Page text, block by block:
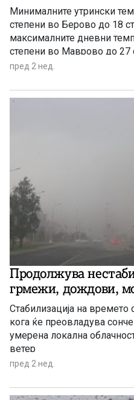
Минималните утрински
степени во Берово до 18
максималните дневни
степени во Маврово до 27
пред 2 нед.
Продолжува
грмежи, дождови,
Стабилизација на времето
кога ќе преовладува
умерена локална
ветер
пред 2 нед.